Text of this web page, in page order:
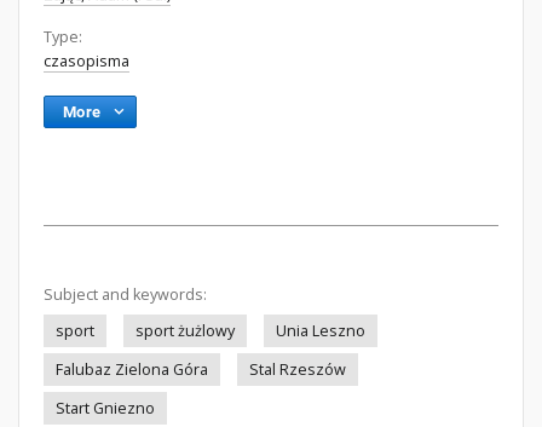
Type:
czasopisma
More
Subject and keywords:
sport
sport żużlowy
Unia Leszno
Falubaz Zielona Góra
Stal Rzeszów
Start Gniezno